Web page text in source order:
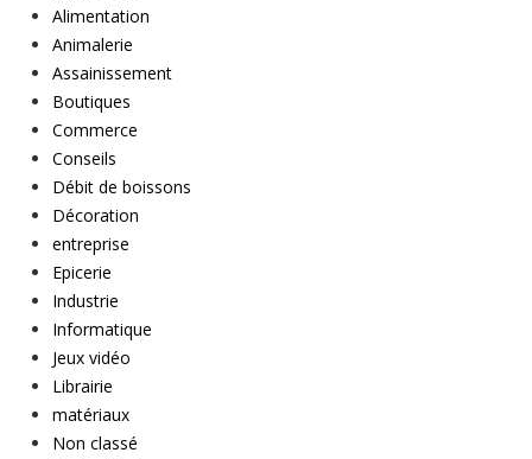
Alimentation
Animalerie
Assainissement
Boutiques
Commerce
Conseils
Débit de boissons
Décoration
entreprise
Epicerie
Industrie
Informatique
Jeux vidéo
Librairie
matériaux
Non classé